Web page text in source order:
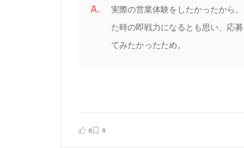
A.
実際の営業体験をしたかったから
た時の即戦力になるとも思い、応
てみたかったため。
0 0